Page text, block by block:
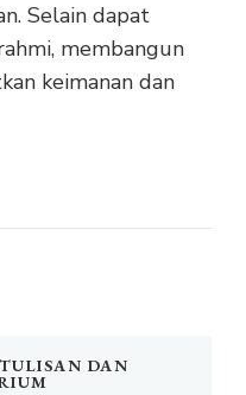
Selain dapat
membangun
keimanan dan
DAN